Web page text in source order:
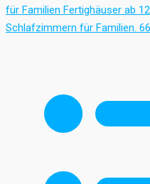
für Familien Fertighäuser ab
Schlafzimmern für Familien.